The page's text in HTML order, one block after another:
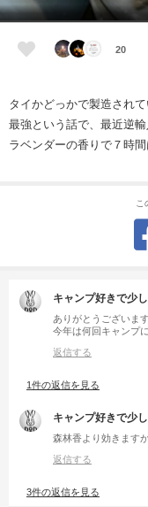
20
タイかどっかで製造され
最強という話で、最近逆輸
ラベンダーの香りで７時間
こ
キャンプ好きで少
ありがとうございます
今年は何回キャンプ
返信する
1件の返信を見る
キャンプ好きで少
森林香より効きます
返信する
3件の返信を見る